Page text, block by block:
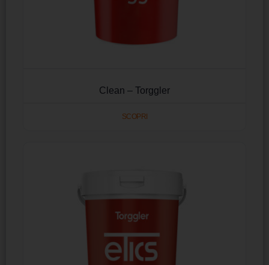
Clean – Torggler
SCOPRI